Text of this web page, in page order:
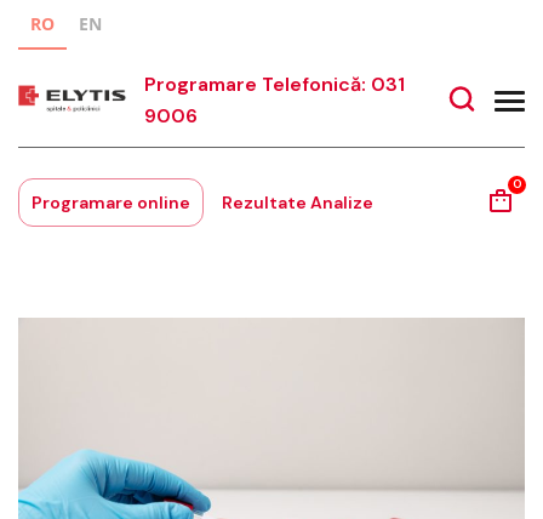
RO EN
Programare Telefonică: 031
9006
Programare online Rezultate Analize
0